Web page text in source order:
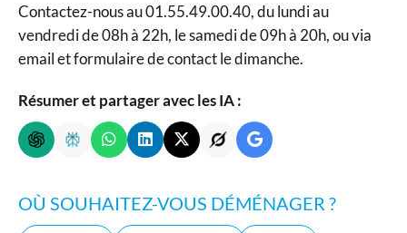
Contactez-nous au 01.55.49.00.40, du lundi au
vendredi de 08h à 22h, le samedi de 09h à 20h, ou via
email et formulaire de contact le dimanche.
Résumer et partager avec les IA :
OÙ SOUHAITEZ-VOUS DÉMÉNAGER ?